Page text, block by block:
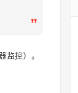
”
监控）。